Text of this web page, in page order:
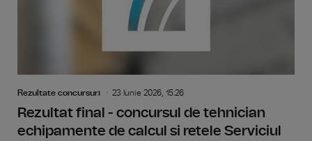
Rezultate concursuri 23 Iunie 2026, 15:26
Rezultat final - concursul de tehnician
echipamente de calcul si retele Serviciul